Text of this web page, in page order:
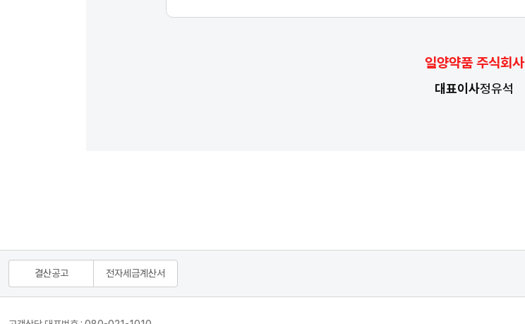
일양약품 주식회사
대표이사정유석
결산공고 전자세금계산서